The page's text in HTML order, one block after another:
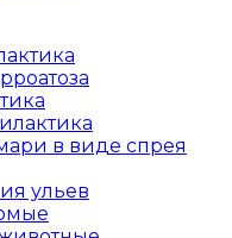
в виде спрея
ульев